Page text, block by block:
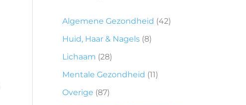
Algemene Gezondheid (42)
Huid, Haar & Nagels (8)
Lichaam (28)
Mentale Gezondheid (11)
Overige (87)